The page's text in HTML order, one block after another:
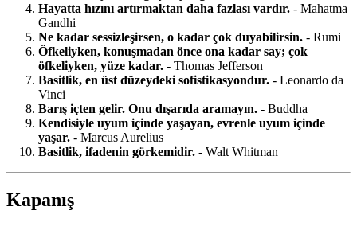
Hayatta hızını artırmaktan daha fazlası vardır. - Mahatma
Gandhi
Ne kadar sessizleşirsen, o kadar çok duyabilirsin. - Rumi
Öfkeliyken, konuşmadan önce ona kadar say; çok
öfkeliyken, yüze kadar. - Thomas Jefferson
Basitlik, en üst düzeydeki sofistikasyondur. - Leonardo da
Vinci
Barış içten gelir. Onu dışarıda aramayın. - Buddha
Kendisiyle uyum içinde yaşayan, evrenle uyum içinde
yaşar. - Marcus Aurelius
Basitlik, ifadenin görkemidir. - Walt Whitman
Kapanış